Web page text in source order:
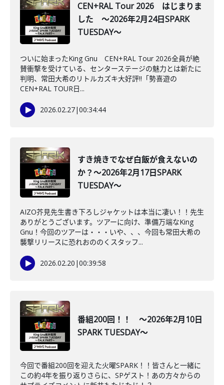
CEN+RAL Tour 2026 はじまりま
した ～2026年2月24日SPARK
TUESDAY～
ついに始まったKing Gnu CEN+RAL Tour 2026全員が絶
賛衝撃を受けている、センターステージの魅力とは新たに
判明、常田大希のリトルカズキ大好評!!「勢喜遊の
CEN+RAL TOUR日...
2026.02.27|00:34:44
すき焼きでなぜ白飯が食えないの
か？～2026年2月17日SPARK
TUESDAY～
AIZO芥見先生書き下ろしジャケットは本当に凄い！！先生
ありがとうございます。ツアーに向け、準備万端なKing
Gnu！今回のツアーは・・・いや、、、今回も常田大希の
襲撃リリースに恐れおののくスタッフ...
2026.02.20 |00:39:58
番組200回！！ ～2026年2月10日
SPARK TUESDAY～
今回で番組200回を迎えた火曜SPARK！！皆さんと一緒に
この約4年を振り返りさらに、SPゲスト！あの方々からの